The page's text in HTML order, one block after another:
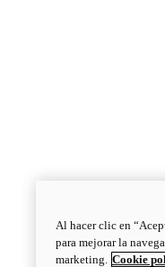
Al hacer clic en
para mejorar la
marketing. Cookie